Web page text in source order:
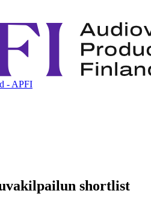
- APFI
shortlist